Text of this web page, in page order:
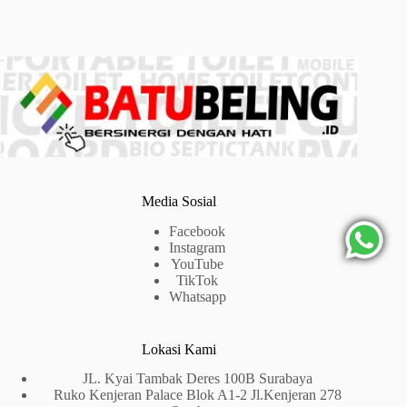
Media Sosial
Facebook
Instagram
YouTube
TikTok
Whatsapp
Lokasi Kami
JL. Kyai Tambak Deres 100B Surabaya
Ruko Kenjeran Palace Blok A1-2 Jl.Kenjeran 278